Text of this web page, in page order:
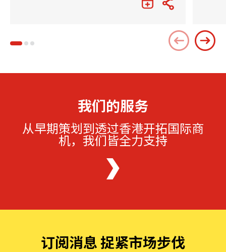
我们的服务
从早期策划到透过香港开拓国际商
机，我们皆全力支持
订阅消息 捉紧市场步伐